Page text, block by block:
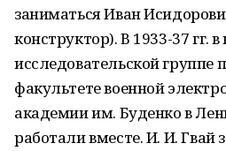
заниматься Иван
конструктор). В 1933-37 гг.
исследовательской группе
факультете военной
академии им. Буденко в
работали вместе. И. И. Гвай